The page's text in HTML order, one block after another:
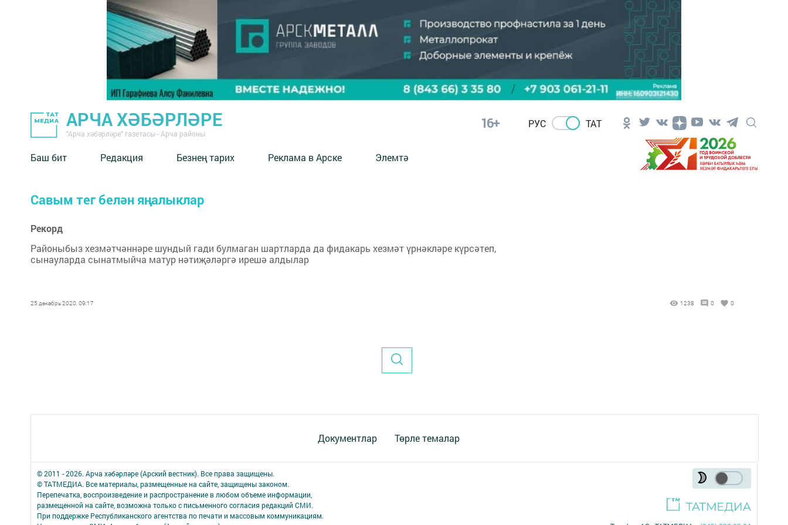
АРЧА ХӘБӘРЛӘРЕ
"Арча хәбәрләре" газетасы - Арча районы
16+ РУС ТАТ
Баш бит Редакция Безнең тарих Реклама в Арске Элемтә
Савым тег белән яңалыклар
Рекорд
Районыбыз хезмәтчәннәре шундый гади булмаган шартларда да фидакарь хезмәт үрнәкләре күрсәтеп,
сынауларда сынатмыйча матур нәтиҗәләргә ирешә алдылар
25 декабрь 2020, 09:17 1238 0 0
Документлар Төрле темалар
© 2011 - 2026. Арча хәбәрләре (Арский вестник). Все права защищены.
© ТАТМЕДИА. Все материалы, размещенные на сайте, защищены законом.
Перепечатка, воспроизведение и распространение в любом объеме информации,
размещенной на сайте, возможна только с письменного согласия редакций СМИ.
При поддержке Республиканского агентства по печати и массовым коммуникациям.